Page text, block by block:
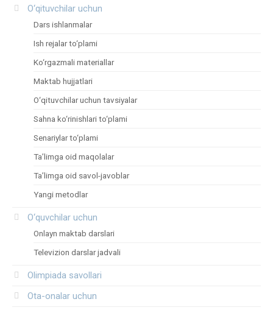
O‘qituvchilar uchun
Dars ishlanmalar
Ish rejalar to‘plami
Ko‘rgazmali materiallar
Maktab hujjatlari
O‘qituvchilar uchun tavsiyalar
Sahna ko‘rinishlari to‘plami
Senariylar to‘plami
Ta’limga oid maqolalar
Ta’limga oid savol-javoblar
Yangi metodlar
O‘quvchilar uchun
Onlayn maktab darslari
Televizion darslar jadvali
Olimpiada savollari
Ota-onalar uchun